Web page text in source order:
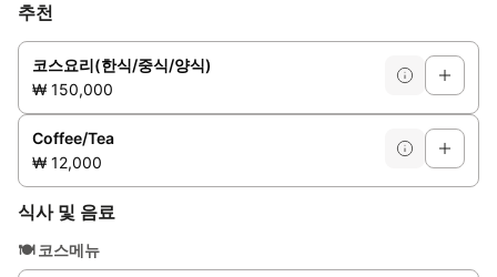
추천
코스요리(한식/중식/양식)
₩ 150,000
Coffee/Tea
₩ 12,000
식사 및 음료
🍽️ 코스메뉴